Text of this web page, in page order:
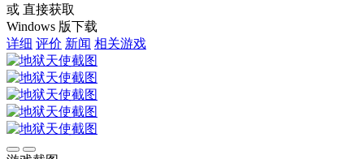
或 直接获取
Windows 版下载
详细 评价 新闻 相关游戏